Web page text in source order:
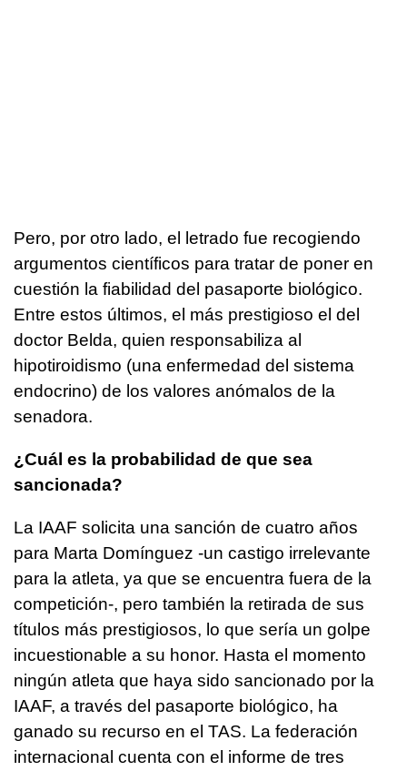
Pero, por otro lado, el letrado fue recogiendo
argumentos científicos para tratar de poner en
cuestión la fiabilidad del pasaporte biológico.
Entre estos últimos, el más prestigioso el del
doctor Belda, quien responsabiliza al
hipotiroidismo (una enfermedad del sistema
endocrino) de los valores anómalos de la
senadora.
¿Cuál es la probabilidad de que sea
sancionada?
La IAAF solicita una sanción de cuatro años
para Marta Domínguez -un castigo irrelevante
para la atleta, ya que se encuentra fuera de la
competición-, pero también la retirada de sus
títulos más prestigiosos, lo que sería un golpe
incuestionable a su honor. Hasta el momento
ningún atleta que haya sido sancionado por la
IAAF, a través del pasaporte biológico, ha
ganado su recurso en el TAS. La federación
internacional cuenta con el informe de tres